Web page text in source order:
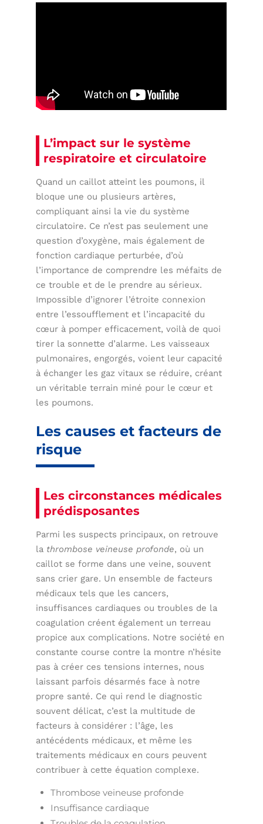
L’impact sur le système
respiratoire et circulatoire
Quand un caillot atteint les poumons, il
bloque une ou plusieurs artères,
compliquant ainsi la vie du système
circulatoire. Ce n’est pas seulement une
question d’oxygène, mais également de
fonction cardiaque perturbée, d’où
l’importance de comprendre les méfaits de
ce trouble et de le prendre au sérieux.
Impossible d’ignorer l’étroite connexion
entre l’essoufflement et l’incapacité du
cœur à pomper efficacement, voilà de quoi
tirer la sonnette d’alarme. Les vaisseaux
pulmonaires, engorgés, voient leur capacité
à échanger les gaz vitaux se réduire, créant
un véritable terrain miné pour le cœur et
les poumons.
Les causes et facteurs de
risque
Les circonstances médicales
prédisposantes
Parmi les suspects principaux, on retrouve
la thrombose veineuse profonde, où un
caillot se forme dans une veine, souvent
sans crier gare. Un ensemble de facteurs
médicaux tels que les cancers,
insuffisances cardiaques ou troubles de la
coagulation créent également un terreau
propice aux complications. Notre société en
constante course contre la montre n’hésite
pas à créer ces tensions internes, nous
laissant parfois désarmés face à notre
propre santé. Ce qui rend le diagnostic
souvent délicat, c’est la multitude de
facteurs à considérer : l’âge, les
antécédents médicaux, et même les
traitements médicaux en cours peuvent
contribuer à cette équation complexe.
Thrombose veineuse profonde
Insuffisance cardiaque